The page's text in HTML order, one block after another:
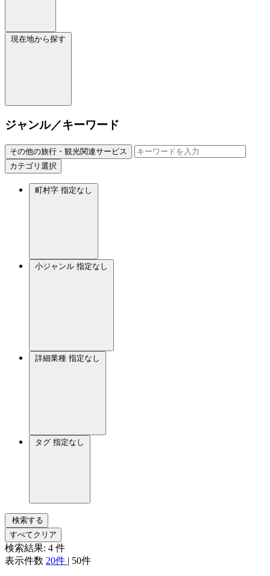
現在地から探す
ジャンル／キーワード
その他の旅行・観光関連サービス
カテゴリ選択
町村字 指定なし
小ジャンル 指定なし
詳細業種 指定なし
タグ 指定なし
検索する
すべてクリア
検索結果: 4 件
表示件数 20件 | 50件